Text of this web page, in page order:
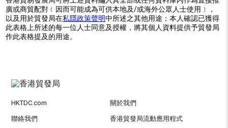
廣或商貿配對﹝因而可能成為可供本地及/或海外公眾人士使用﹞，
以及用於貿發局在私隱政策聲明中所述之其他用途；本人確認已獲得
此表格上所述的每一位人士同意及授權，將其個人資料提供予貿發局
作此表格提及的用途。
HKTDC.com 關於我們
聯絡我們 香港貿發局流動應用程式